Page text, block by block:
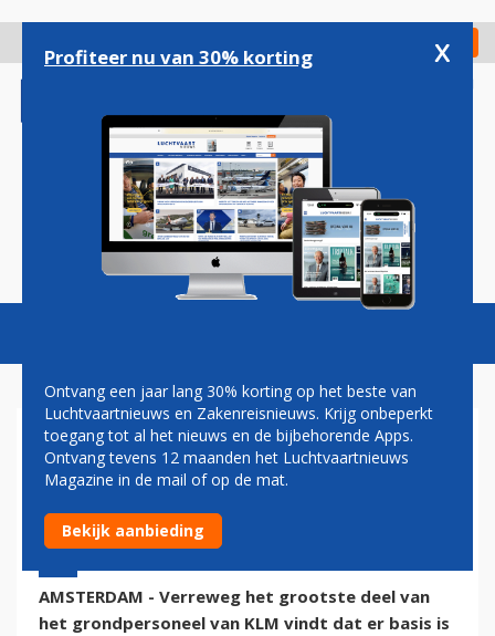
gaan
Check in
Magazine Podcasts Vacatures
PEILING: GRONDPERSONEEL
KLM WIL SNELLE CAO
30 augustus 2016 - 9:20
AMSTERDAM - Verreweg het grootste deel van
het grondpersoneel van KLM vindt dat er basis is
Profiteer nu van 30% korting x
Ontvang een jaar lang 30% korting op het beste van
Luchtvaartnieuws en Zakenreisnieuws. Krijg onbeperkt
toegang tot al het nieuws en de bijbehorende Apps.
Ontvang tevens 12 maanden het Luchtvaartnieuws
Magazine in de mail of op de mat.
Bekijk aanbieding